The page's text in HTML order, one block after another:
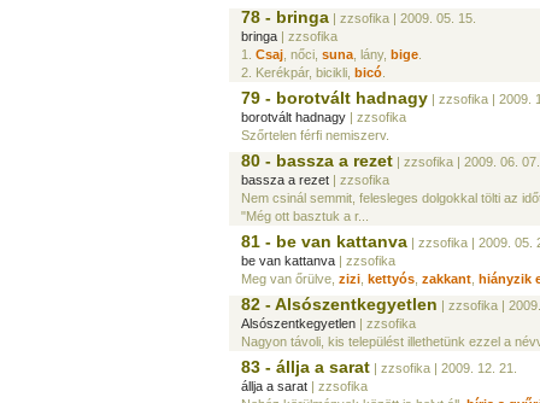
78 - bringa | zzsofika | 2009. 05. 15.
bringa | zzsofika
1. Csaj , nőci, suna , lány, bige
2. Kerékpár, bicikli, bicó
79 - borotvált hadnagy | zzsofika | 2009.
borotvált hadnagy | zzsofika
Szőrtelen férfi nemiszerv.
80 - bassza a rezet | zzsofika | 2009. 06. 07.
bassza a rezet | zzsofika
Nem csinál semmit, felesleges dolgokkal tölti az
"Még ott basztuk a r...
81 - be van kattanva | zzsofika | 2009. 05.
be van kattanva | zzsofika
Meg van őrülve, zizi kettyós zakkant hiányzik
82 - Alsószentkegyetlen | zzsofika |
Alsószentkegyetlen | zzsofika
Nagyon távoli, kis települést illethetünk ezzel a
83 - állja a sarat | zzsofika | 2009. 12. 21.
állja a sarat | zzsofika